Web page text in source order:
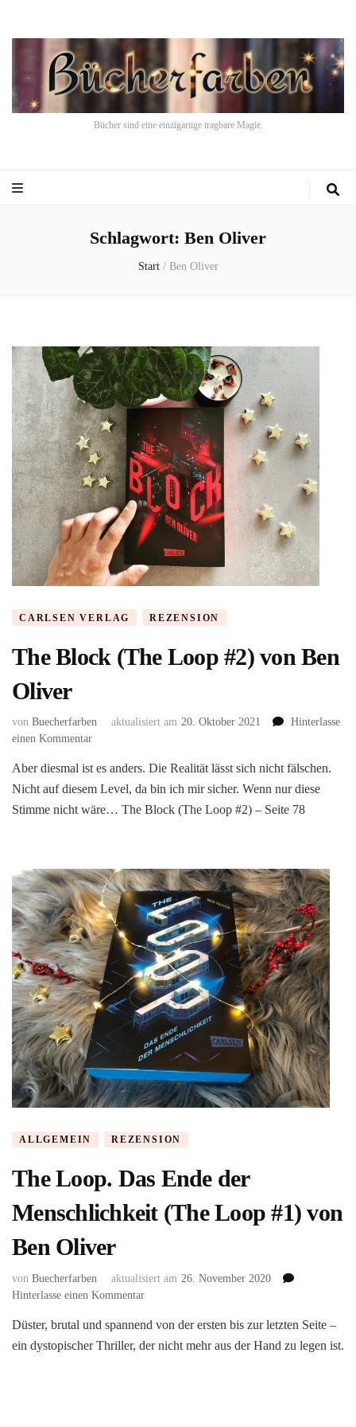
Bücher sind eine einzigartige tragbare Magie.
Schlagwort: Ben Oliver
Start / Ben Oliver
CARLSEN VERLAG REZENSION
The Block (The Loop #2) von Ben
Oliver
von Buecherfarben aktualisiert am 20. Oktober 2021
Hinterlasse
einen Kommentarzu
Block
(The
Loop
Oliver
Aber diesmal ist es anders. Die Realität lässt sich nicht fälschen.
Nicht auf diesem Level, da bin ich mir sicher. Wenn nur diese
Stimme nicht wäre… The Block (The Loop #2) – Seite 78
ALLGEMEIN REZENSION
The Loop. Das Ende der
Menschlichkeit (The Loop #1) von
Ben Oliver
von Buecherfarben aktualisiert am 26. November 2020
Hinterlasse einen Kommentarzu
Loop.
Das
Düster, brutal und spannend von der ersten bis zur letzten Seite –
ein dystopischer Thriller, der nicht mehr aus der Hand zu legen ist.